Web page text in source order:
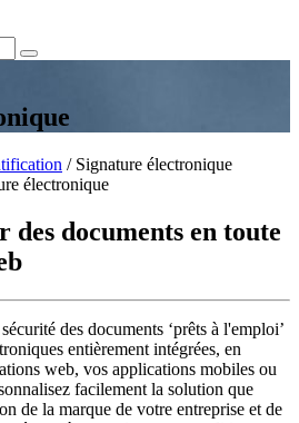
/ Signature électronique
électronique
des documents en toute
des documents ‘prêts à l'emploi’
entièrement intégrées, en
web, vos applications mobiles ou
facilement la solution que
de la marque de votre entreprise et de